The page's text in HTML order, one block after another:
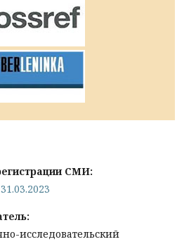
СМИ:
исследовательский